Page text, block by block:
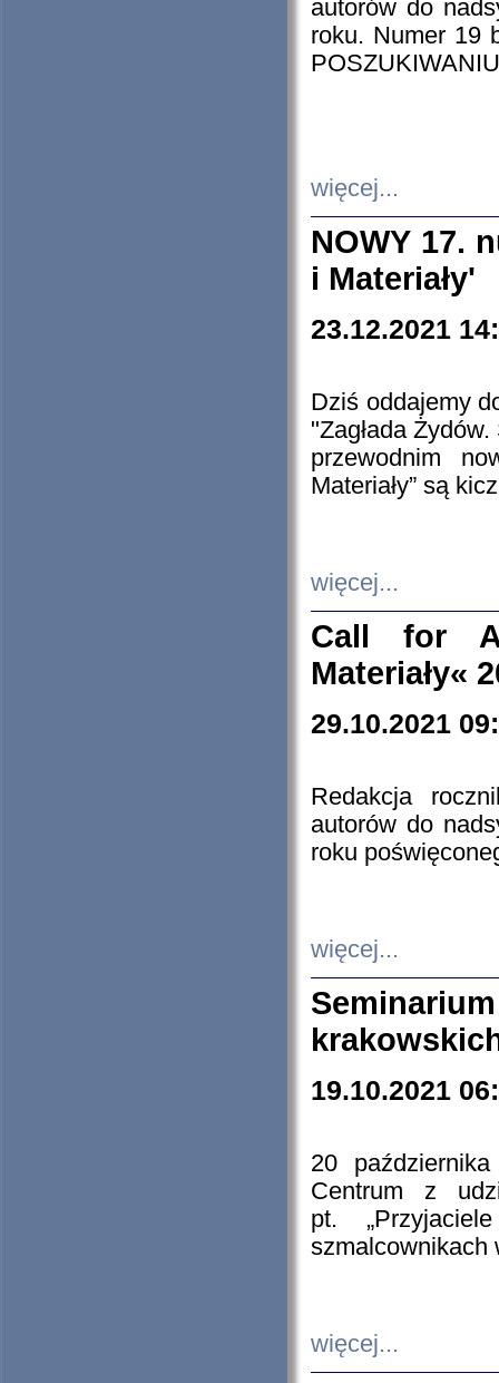
autorów do
roku. Numer 19
więcej...
NOWY 17.
i Materiały'
23.12.2021
Dziś oddajemy
"Zagłada
przewodnim
Materiały” są
więcej...
Call for
Materiały«
29.10.2021
Redakcja
autorów do
roku
więcej...
19.10.2021
20
Centrum z
pt.
szmalcownikach
więcej...